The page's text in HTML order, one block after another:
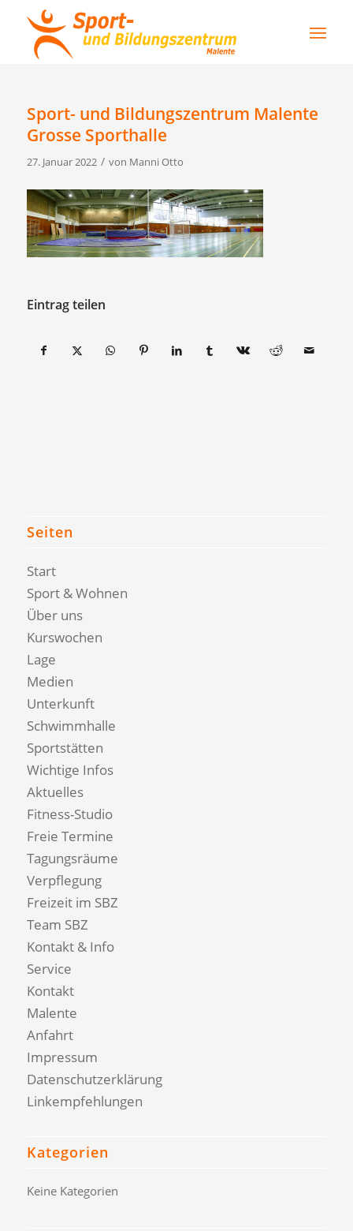
Sport- und Bildungszentrum Malente
Grosse Sporthalle
27. Januar 2022 / von Manni Otto
Eintrag teilen
Seiten
Start
Sport & Wohnen
Über uns
Kurswochen
Lage
Medien
Unterkunft
Schwimmhalle
Sportstätten
Wichtige Infos
Aktuelles
Fitness-Studio
Freie Termine
Tagungsräume
Verpflegung
Freizeit im SBZ
Team SBZ
Kontakt & Info
Service
Kontakt
Malente
Anfahrt
Impressum
Datenschutzerklärung
Linkempfehlungen
Kategorien
Keine Kategorien